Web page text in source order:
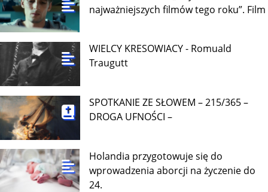
najważniejszych filmów tego roku”. Film
WIELCY KRESOWIACY - Romuald
Traugutt
SPOTKANIE ZE SŁOWEM – 215/365 –
DROGA UFNOŚCI –
Holandia przygotowuje się do
wprowadzenia aborcji na życzenie do
24.